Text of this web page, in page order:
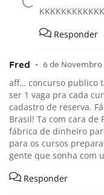
Responder
Fred • 6 de Novembro
aff… concurso publico
ser 1 vaga pra cada
cadastro de reserva.
Brasil! Ta com cara de
fábrica de dinheiro
para os cursos
gente que sonha com
Responder